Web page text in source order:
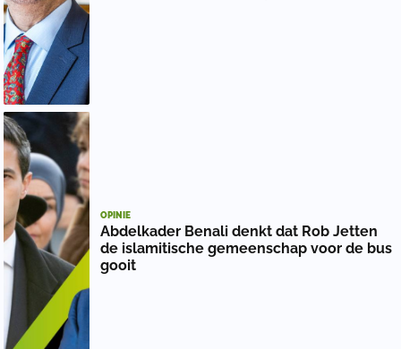
OPINIE
Abdelkader Benali denkt dat Rob Jetten
de islamitische gemeenschap voor de bus
gooit